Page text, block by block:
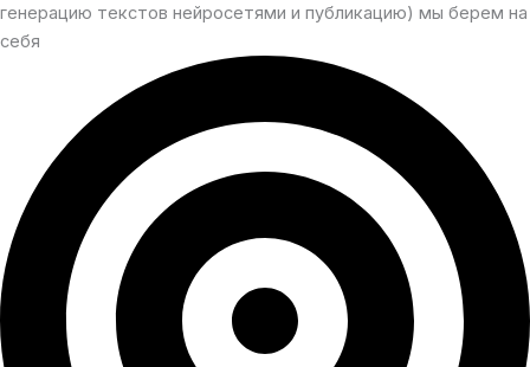
генерацию текстов нейросетями и публикацию) мы берем на
себя